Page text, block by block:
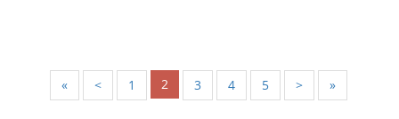
« < 1 2 3 4 5 > »